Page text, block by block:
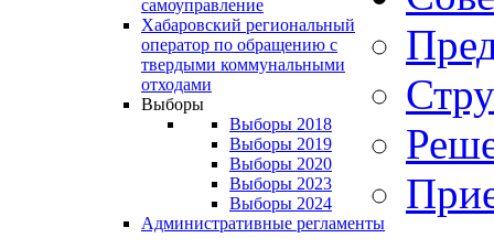
самоуправление
Хабаровский региональный
оператор по обращению с
твердыми коммунальными
отходами
Выборы
Выборы 2018
Выборы 2019
Выборы 2020
Выборы 2023
Выборы 2024
Административные регламенты